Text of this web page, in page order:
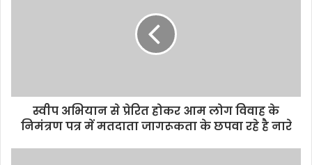
स्वीप अभियान से प्रेरित होकर आम लोग विवाह के
निमंत्रण पत्र में मतदाता जागरूकता के छपवा रहे है नारे